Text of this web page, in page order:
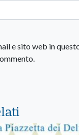
e sito web in